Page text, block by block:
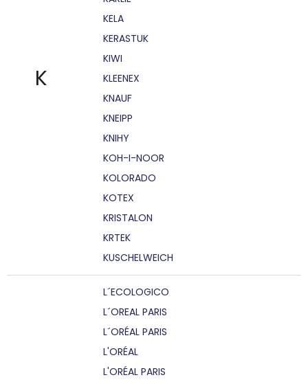
K
KELA
KERASTUK
KIWI
KLEENEX
KNAUF
KNEIPP
KNIHY
KOH-I-NOOR
KOLORADO
KOTEX
KRISTALON
KRTEK
KUSCHELWEICH
L´ECOLOGICO
L´OREAL PARIS
L´ORÉAL PARIS
L'ORÉAL
L'ORÉAL PARIS